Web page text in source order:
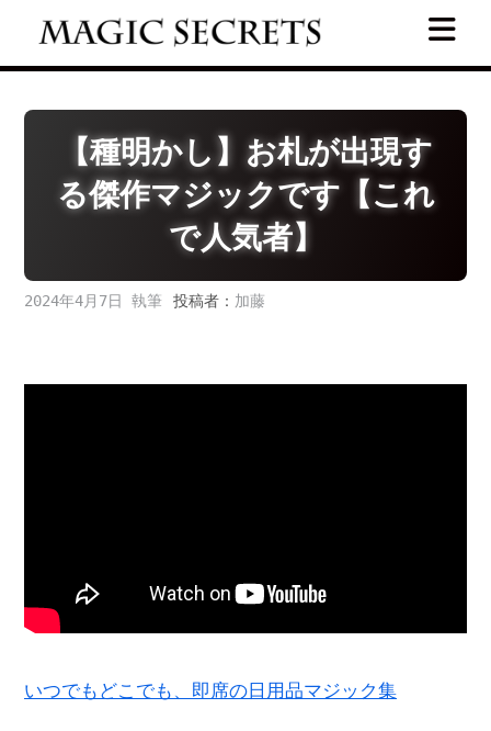
【種明かし】お札が出現す
る傑作マジックです【これ
で人気者】
2024年4月7日 投稿者： 加藤
いつでもどこでも、即席の日用品マジック集